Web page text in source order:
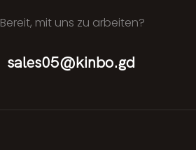
Bereit, mit uns zu arbeiten?
sales05@kinbo.gd